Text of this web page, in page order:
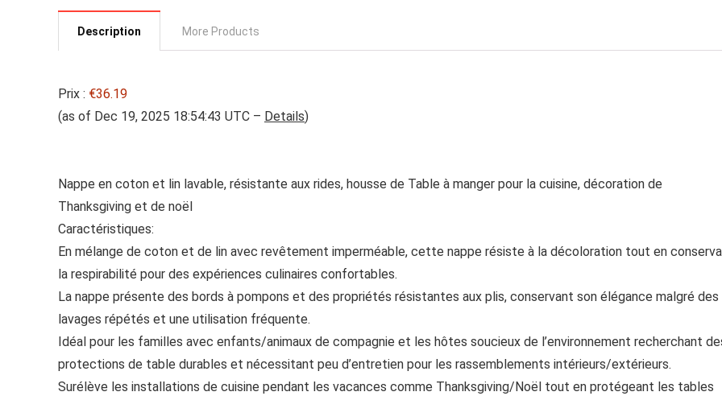
Description More Products
Prix : €36.19
(as of Dec 19, 2025 18:54:43 UTC – Details)
Nappe en coton et lin lavable, résistante aux rides, housse de Table à manger pour la cuisine, décoration de
Thanksgiving et de noël
Caractéristiques:
En mélange de coton et de lin avec revêtement imperméable, cette nappe résiste à la décoloration tout en
la respirabilité pour des expériences culinaires confortables.
La nappe présente des bords à pompons et des propriétés résistantes aux plis, conservant son élégance malgré des
lavages répétés et une utilisation fréquente.
Idéal pour les familles avec enfants/animaux de compagnie et les hôtes soucieux de l’environnement recherchant
protections de table durables et nécessitant peu d’entretien pour les rassemblements intérieurs/extérieurs.
Surélève les installations de cuisine pendant les vacances comme Thanksgiving/Noël tout en protégeant les tables